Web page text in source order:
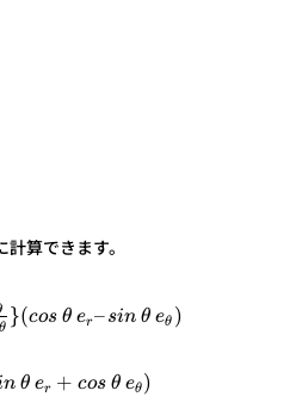
算できます。
θ }(cos θ er–sin θ eθ )
n θ er + cos θ eθ)